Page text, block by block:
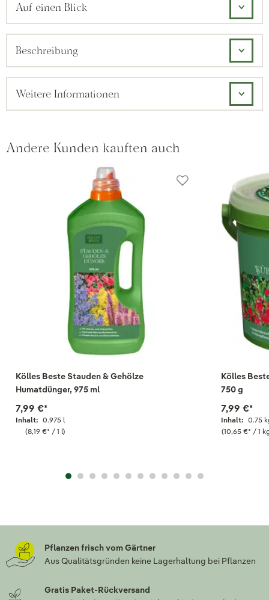
Auf einen Blick
Beschreibung
Weitere Informationen
Andere Kunden kauften auch
Kölles Beste Stauden & Gehölze
Humatdünger, 975 ml
Inhalt: 0.975 l
(8,19 €* / 1 l)
7,99 €*
Kölles
750 g
Inhalt: 0.75
(10,65 €* / 1
7,99 €*
Pflanzen frisch vom Gärtner
Aus Qualitätsgründen keine Lagerhaltung bei Pflanzen
Gratis Paket-Rückversand